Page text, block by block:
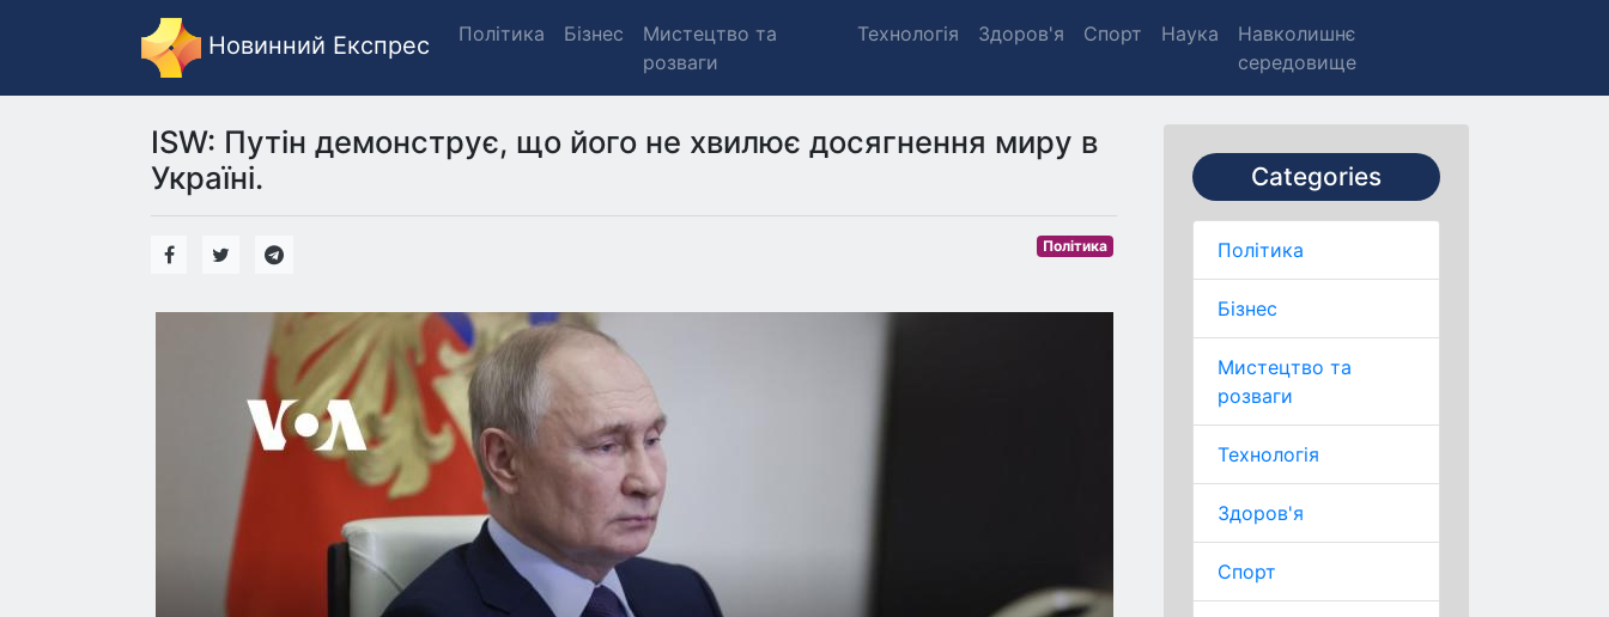
Новинний Експрес Політика Бізнес
Мистецтво та
розваги
Технологія Здоров'я Спорт Наука
Навколишнє
середовище
Categories
Політика
Бізнес
Мистецтво та
розваги
Технологія
Здоров'я
Спорт
ISW: Путін демонструє, що його не хвилює досягнення миру в
Україні.
Політика